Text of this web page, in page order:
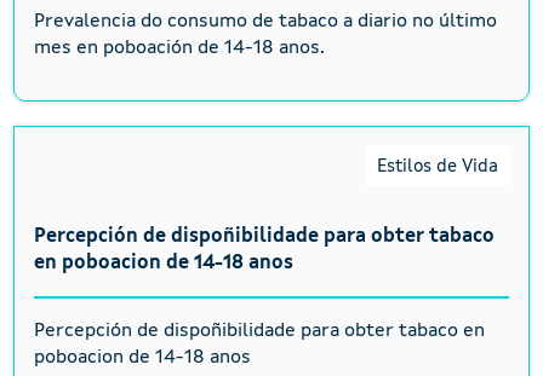
Prevalencia do consumo de tabaco a diario no último
mes en poboación de 14-18 anos.
Estilos de Vida
Percepción de dispoñibilidade para obter tabaco
en poboacion de 14-18 anos
Percepción de dispoñibilidade para obter tabaco en
poboacion de 14-18 anos